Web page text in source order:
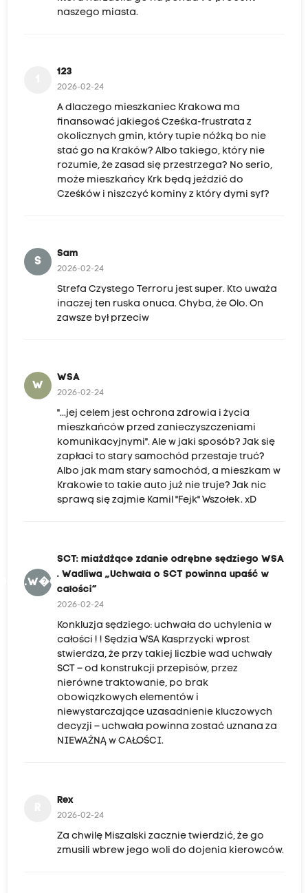
naszego miasta.
123
2026-02-24
A dlaczego mieszkaniec Krakowa ma
finansować jakiegoś Cześka-frustrata z
okolicznych gmin, który tupie nóżką bo nie
stać go na Kraków? Albo takiego, który nie
rozumie, że zasad się przestrzega? No serio,
może mieszkańcy Krk będą jeździć do
Cześków i niszczyć kominy z który dymi syf?
S
Sam
2026-02-24
Strefa Czystego Terroru jest super. Kto uważa
inaczej ten ruska onuca. Chyba, że Olo. On
zawsze był przeciw
W
WSA
2026-02-24
"...jej celem jest ochrona zdrowia i życia
mieszkańców przed zanieczyszczeniami
komunikacyjnymi". Ale w jaki sposób? Jak się
zapłaci to stary samochód przestaje truć?
Albo jak mam stary samochód, a mieszkam w
Krakowie to takie auto już nie truje? Jak nic
sprawą się zajmie Kamil "Fejk" Wszołek. xD
SCT: miażdżące zdanie odrębne sędziego WSA
. Wadliwa „Uchwała o SCT powinna upaść w
całości”
2026-02-24
Konkluzja sędziego: uchwała do uchylenia w
całości ! ! Sędzia WSA Kasprzycki wprost
stwierdza, że przy takiej liczbie wad uchwały
SCT – od konstrukcji przepisów, przez
nierówne traktowanie, po brak
obowiązkowych elementów i
niewystarczające uzasadnienie kluczowych
decyzji – uchwała powinna zostać uznana za
NIEWAŻNĄ w CAŁOŚCI.
Rex
2026-02-24
Za chwilę Miszalski zacznie twierdzić, że go
zmusili wbrew jego woli do dojenia kierowców.